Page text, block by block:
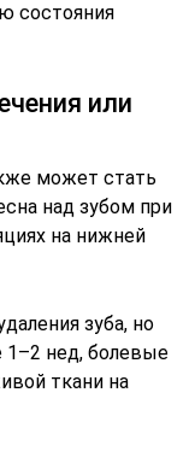
состояния
или
может стать
над зубом при
на нижней
зуба, но
1–2 нед, болевые
ткани на